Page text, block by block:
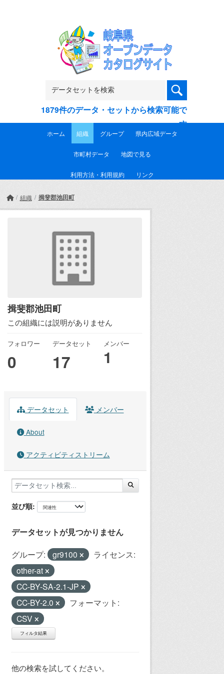
1879件のデータ・セットから検索可能で
す
ホーム 組織 グループ 県内広域データ
市町村データ 地図で見る
利用方法・利用規約 リンク
組織 揖斐郡池田町
揖斐郡池田町
この組織には説明がありません
フォロワー
0
データセット
17
メンバー
1
データセット メンバー
About
アクティビティストリーム
並び順
データセットが見つかりません
グループ: gr9100
ライセンス:
other-at
CC-BY-SA-2.1-JP
CC-BY-2.0
フォーマット:
CSV
フィルタ結果
他の検索を試してください。